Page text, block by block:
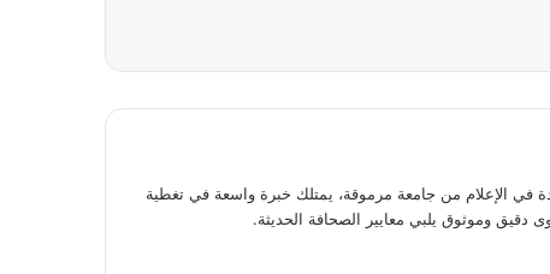
الإعلام من جامعة مرموقة، يمتلك خبرة واسعة في تغطية
دقيق وموثوق يلبي معايير الصحافة الحديثة.